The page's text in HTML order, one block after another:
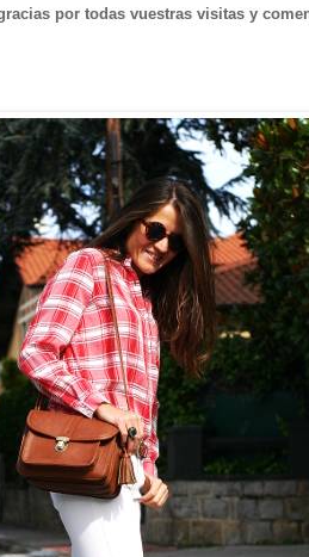
por todas vuestras visitas y